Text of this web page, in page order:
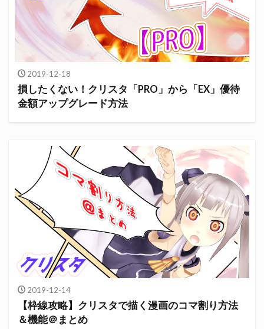
2019-12-18
損したくない！クリスタ「PRO」から「EX」優待
金額アップグレード方法
2019-12-14
【枠線攻略】クリスタで描く漫画のコマ割り方法
＆機能＠まとめ